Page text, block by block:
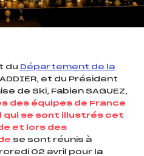
du Département de la
et du Président
de Ski, Fabien SAGUEZ,
des équipes de France
qui se sont illustrés cet
et lors des
se sont réunis à
02 avril pour
la